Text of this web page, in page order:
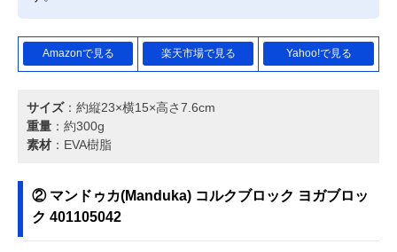
Amazonで見る 楽天市場で見る Yahoo!で見る
サイズ：約縦23×横15×高さ7.6cm
重量 ：約300g
素材 ：EVA樹脂
② マンドゥカ(Manduka) コルクブロック ヨガブロッ
ク 401105042